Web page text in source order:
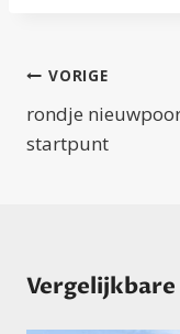
Bericht
navigatie
VORIGE
rondje
startpunt